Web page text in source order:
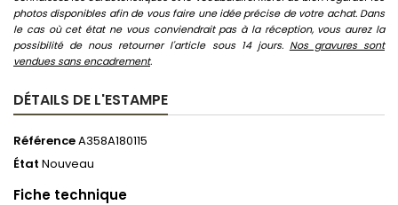
photos disponibles afin de vous faire une idée précise de votre achat. Dans
le cas où cet état ne vous conviendrait pas à la réception, vous aurez la
possibilité de nous retourner l'article sous 14 jours. Nos gravures sont
vendues sans encadrement.
DÉTAILS DE L'ESTAMPE
RéférenceA358A180115
État Nouveau
Fiche technique